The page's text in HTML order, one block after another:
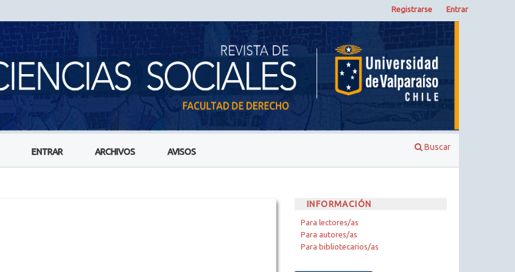
ENTRAR ARCHIVOS AVISOS
Buscar
Registrarse Entrar
INFORMACIÓN
Para lectores/as
Para autores/as
Para bibliotecarios/as